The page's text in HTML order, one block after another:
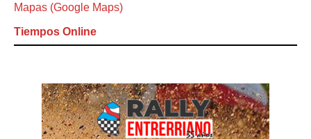
Mapas (Google Maps)
Tiempos Online